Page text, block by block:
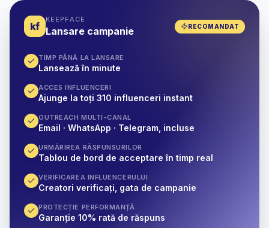
kf
KEEPFACE
Lansare campanie RECOMANDAT
TIMP PÂNĂ LA LANSARE
Lansează în minute
ACCES INFLUENCERI
Ajunge la toți 310 influenceri instant
OUTREACH MULTI-CANAL
Email · WhatsApp · Telegram, incluse
URMĂRIREA RĂSPUNSURILOR
Tablou de bord de acceptare în timp real
VERIFICAREA INFLUENCERULUI
Creatori verificați, gata de campanie
PROTECȚIE PERFORMANȚĂ
Garanție 10% rată de răspuns